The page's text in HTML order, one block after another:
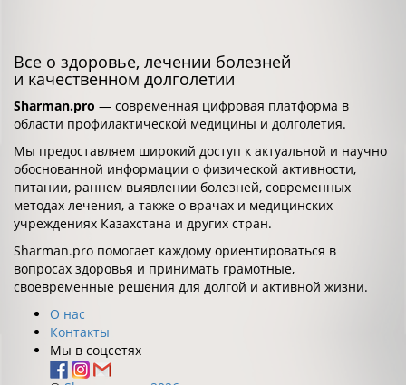
Все о здоровье, лечении болезней
и качественном долголетии
Sharman.pro — современная цифровая платформа в
области профилактической медицины и долголетия.
Мы предоставляем широкий доступ к актуальной и научно
обоснованной информации о физической активности,
питании, раннем выявлении болезней, современных
методах лечения, а также о врачах и медицинских
учреждениях Казахстана и других стран.
Sharman.pro помогает каждому ориентироваться в
вопросах здоровья и принимать грамотные,
своевременные решения для долгой и активной жизни.
О нас
Контакты
Мы в соцсетях